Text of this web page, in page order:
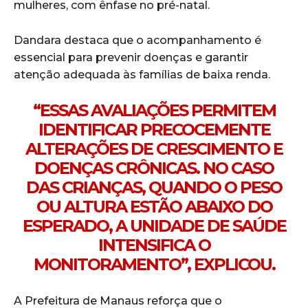
mulheres, com ênfase no pré-natal.
Dandara destaca que o acompanhamento é
essencial para prevenir doenças e garantir
atenção adequada às famílias de baixa renda.
“ESSAS AVALIAÇÕES PERMITEM
IDENTIFICAR PRECOCEMENTE
ALTERAÇÕES DE CRESCIMENTO E
DOENÇAS CRÔNICAS. NO CASO
DAS CRIANÇAS, QUANDO O PESO
OU ALTURA ESTÃO ABAIXO DO
ESPERADO, A UNIDADE DE SAÚDE
INTENSIFICA O
MONITORAMENTO”, EXPLICOU.
A Prefeitura de Manaus reforça que o